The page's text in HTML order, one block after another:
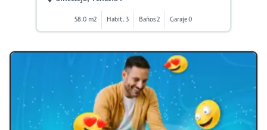
58.0 m2 Habit. 3 Baños 2 Garaje 0